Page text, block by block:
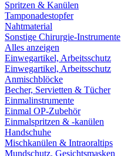
Spritzen & Kanülen
Tamponadestopfer
Nahtmaterial
Sonstige Chirurgie-Instrumente
Alles anzeigen
Einwegartikel, Arbeitsschutz
Einwegartikel, Arbeitsschutz
Anmischblöcke
Becher, Servietten & Tücher
Einmalinstrumente
Einmal OP-Zubehör
Einmalspritzen & -kanülen
Handschuhe
Mischkanülen & Intraoraltips
Mundschutz, Gesichtsmasken